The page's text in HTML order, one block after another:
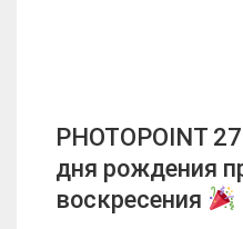
PHOTOPOINT
дня рождения
воскресения